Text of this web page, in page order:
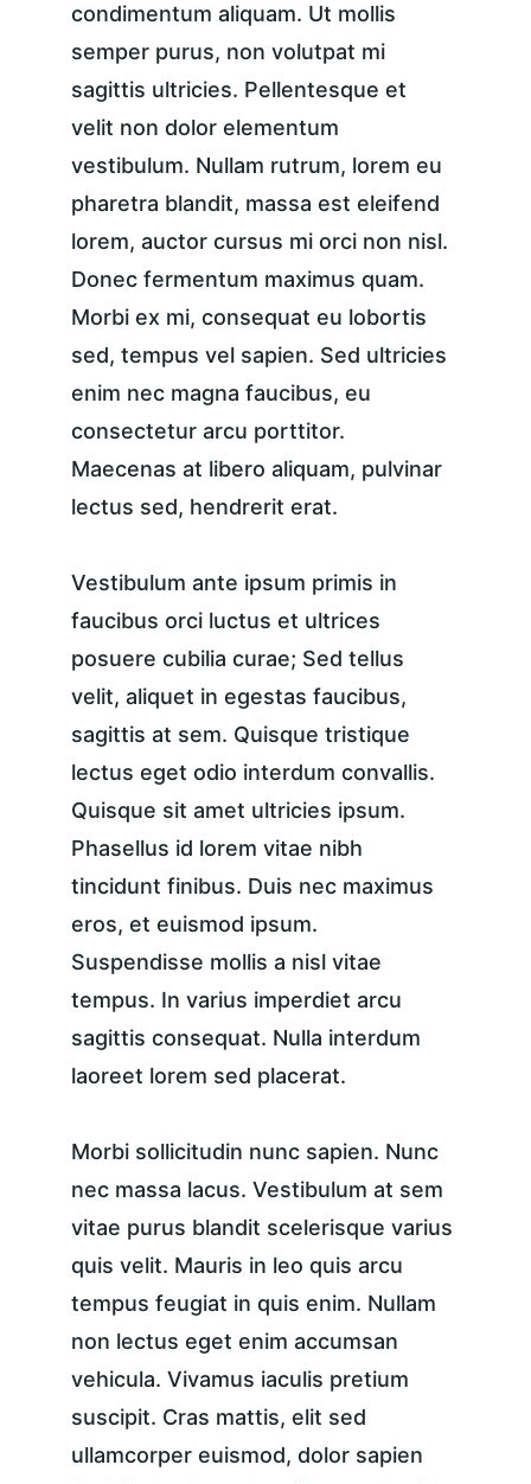
condimentum aliquam. Ut mollis
semper purus, non volutpat mi
sagittis ultricies. Pellentesque et
velit non dolor elementum
vestibulum. Nullam rutrum, lorem eu
pharetra blandit, massa est eleifend
lorem, auctor cursus mi orci non nisl.
Donec fermentum maximus quam.
Morbi ex mi, consequat eu lobortis
sed, tempus vel sapien. Sed ultricies
enim nec magna faucibus, eu
consectetur arcu porttitor.
Maecenas at libero aliquam, pulvinar
lectus sed, hendrerit erat.
Vestibulum ante ipsum primis in
faucibus orci luctus et ultrices
posuere cubilia curae; Sed tellus
velit, aliquet in egestas faucibus,
sagittis at sem. Quisque tristique
lectus eget odio interdum convallis.
Quisque sit amet ultricies ipsum.
Phasellus id lorem vitae nibh
tincidunt finibus. Duis nec maximus
eros, et euismod ipsum.
Suspendisse mollis a nisl vitae
tempus. In varius imperdiet arcu
sagittis consequat. Nulla interdum
laoreet lorem sed placerat.
Morbi sollicitudin nunc sapien. Nunc
nec massa lacus. Vestibulum at sem
vitae purus blandit scelerisque varius
quis velit. Mauris in leo quis arcu
tempus feugiat in quis enim. Nullam
non lectus eget enim accumsan
vehicula. Vivamus iaculis pretium
suscipit. Cras mattis, elit sed
ullamcorper euismod, dolor sapien